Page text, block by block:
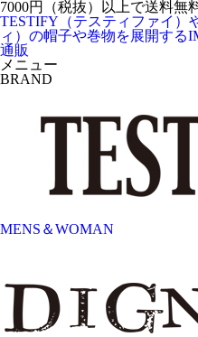
7000円（税抜）以上で送料無
TESTIFY（テスティファイ）
ィ）の帽子や巻物を展開する
通販
メニュー
BRAND
MENS＆WOMAN